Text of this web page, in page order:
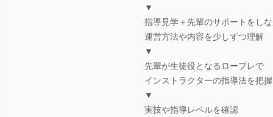
▼
指導見学＋先輩のサポートをし
運営方法や内容を少しずつ理解
▼
先輩が生徒役となるロープレで
インストラクターの指導法を把握
▼
実技や指導レベルを確認